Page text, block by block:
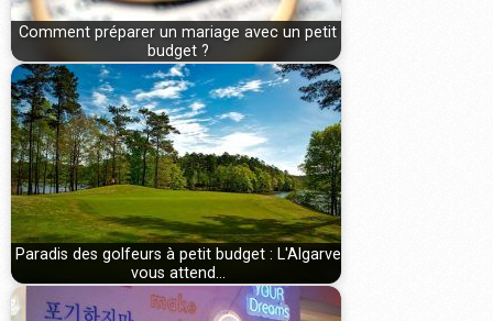
Comment préparer un mariage avec un petit
budget ?
Paradis des golfeurs à petit budget : L'Algarve
vous attend…